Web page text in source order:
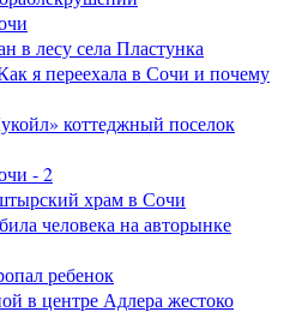
в лесу села Пластунка
я переехала в Сочи и почему
коттеджный поселок
- 2
храм в Сочи
человека на авторынке
ребенок
в центре Адлера жестоко